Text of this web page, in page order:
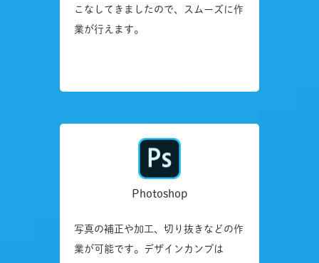
こなしてきましたので、スムーズに作
業が行えます。
Photoshop
写真の補正や加工、切り抜きなどの作
業が可能です。デザインカンプは